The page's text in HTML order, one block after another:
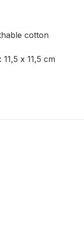
cotton
x 11,5 cm